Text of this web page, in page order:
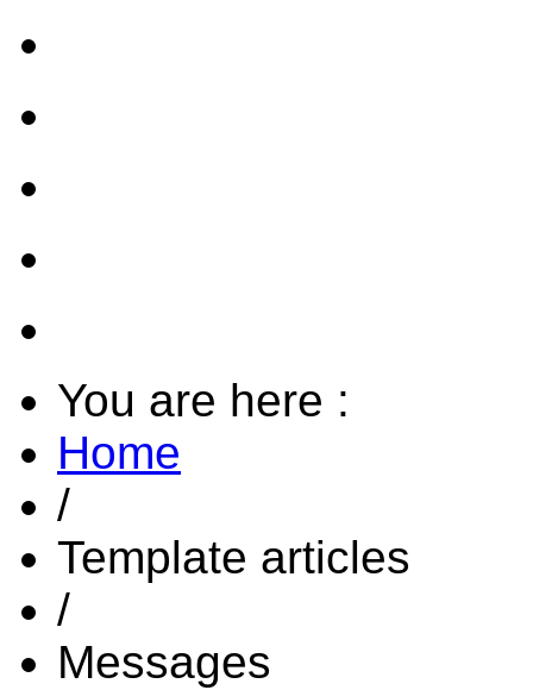
You are here :
Home
/
Template articles
/
Messages